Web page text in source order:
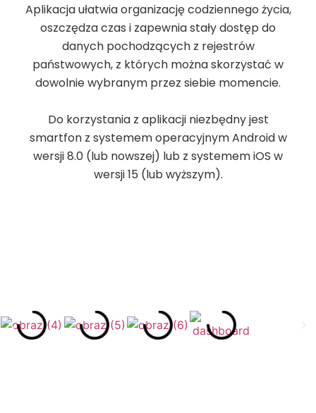
Aplikacja ułatwia organizację codziennego życia,
oszczędza czas i zapewnia stały dostęp do
danych pochodzących z rejestrów
państwowych, z których można skorzystać w
dowolnie wybranym przez siebie momencie.
Do korzystania z aplikacji niezbędny jest
smartfon z systemem operacyjnym Android w
wersji 8.0 (lub nowszej) lub z systemem iOS w
wersji 15 (lub wyższym).